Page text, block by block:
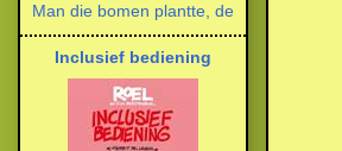
Man die bomen plantte, de
Inclusief bediening